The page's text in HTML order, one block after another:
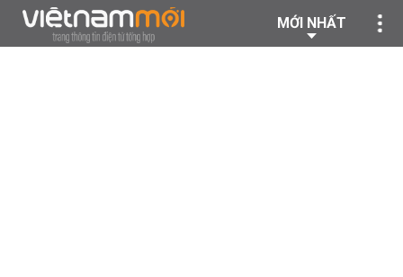
MỚI NHẤT